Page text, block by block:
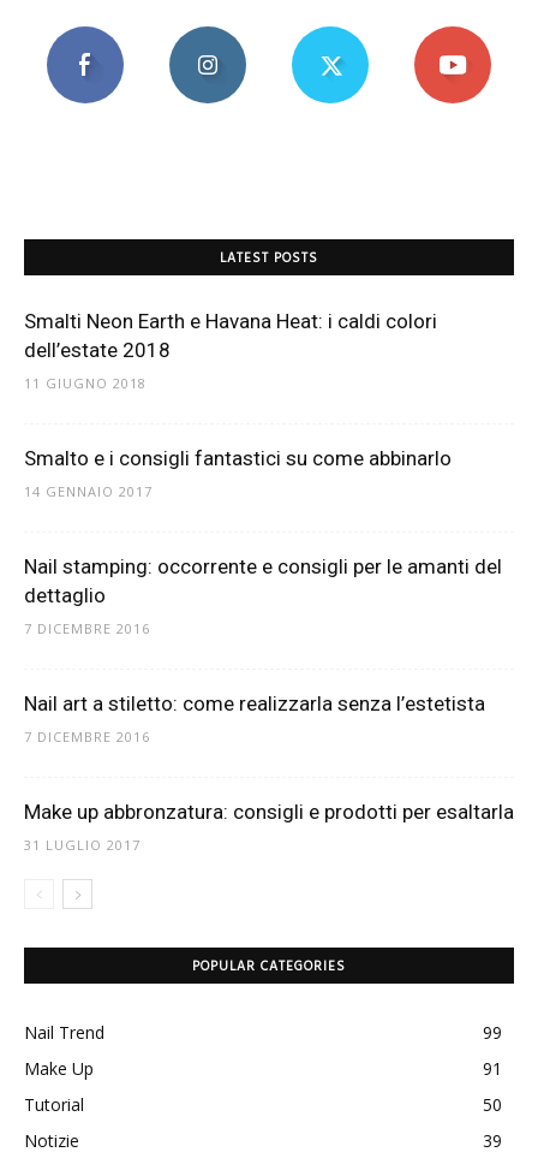
LATEST POSTS
Smalti Neon Earth e Havana Heat: i caldi colori
dell’estate 2018
11 GIUGNO 2018
Smalto e i consigli fantastici su come abbinarlo
14 GENNAIO 2017
Nail stamping: occorrente e consigli per le amanti del
dettaglio
7 DICEMBRE 2016
Nail art a stiletto: come realizzarla senza l’estetista
7 DICEMBRE 2016
Make up abbronzatura: consigli e prodotti per esaltarla
31 LUGLIO 2017
POPULAR CATEGORIES
Nail Trend
99
Make Up
91
Tutorial
50
Notizie
39